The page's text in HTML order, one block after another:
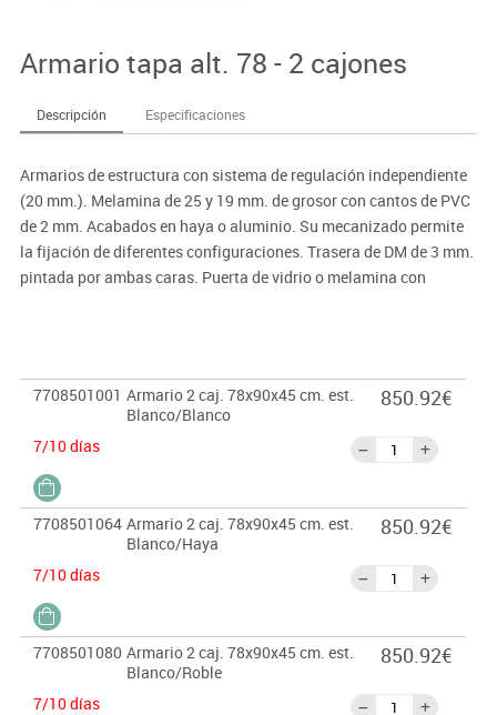
Armario tapa alt. 78 - 2 cajones
Descripción Especificaciones
Armarios de estructura con sistema de regulación independiente
(20 mm.). Melamina de 25 y 19 mm. de grosor con cantos de PVC
de 2 mm. Acabados en haya o aluminio. Su mecanizado permite
la fijación de diferentes configuraciones. Trasera de DM de 3 mm.
pintada por ambas caras. Puerta de vidrio o melamina con
tapa superior doble. Bucks de melamina de 25 y 19 mm. de grosor
con cantos de PVC de 2 mm. Acabados en haya o aluminio.
7708501001 Armario 2 caj. 78x90x45 cm. est.
Blanco/Blanco
7/10 días
850.92€
7708501064 Armario 2 caj. 78x90x45 cm. est.
Blanco/Haya
7/10 días
850.92€
7708501080 Armario 2 caj. 78x90x45 cm. est.
Blanco/Roble
7/10 días
850.92€